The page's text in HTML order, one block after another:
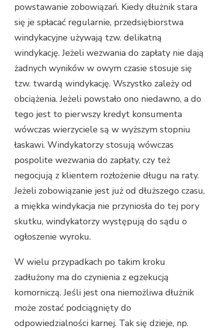
PORADZIĆ
Z
DŁUŻNIKIEM
CZY
NALEŻAŁOBY
FIRMY
FAKTORINGOWE?
powstawanie zobowiązań. Kiedy dłużnik stara
się je spłacać regularnie, przedsiębiorstwa
windykacyjne używają tzw. delikatną
windykację. Jeżeli wezwania do zapłaty nie dają
żadnych wyników w owym czasie stosuje się
tzw. twardą windykację. Wszystko zależy od
obciążenia. Jeżeli powstało ono niedawno, a do
tego jest to pierwszy kredyt konsumenta
wówczas wierzyciele są w wyższym stopniu
łaskawi. Windykatorzy stosują wówczas
pospolite wezwania do zapłaty, czy też
negocjują z klientem rozłożenie długu na raty.
Jeżeli zobowiązanie jest już od dłuższego czasu,
a miękka windykacja nie przyniosła do tej pory
skutku, windykatorzy występują do sądu o
ogłoszenie wyroku.
W wielu przypadkach po takim kroku
zadłużony ma do czynienia z egzekucją
komorniczą. Jeśli jest ona niemożliwa dłużnik
może zostać podciągnięty do
odpowiedzialności karnej. Tak się dzieje, np.